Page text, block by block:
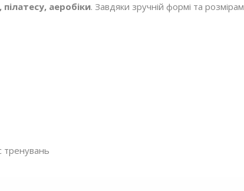
аеробіки. Завдяки зручній формі та розмірам
тренувань